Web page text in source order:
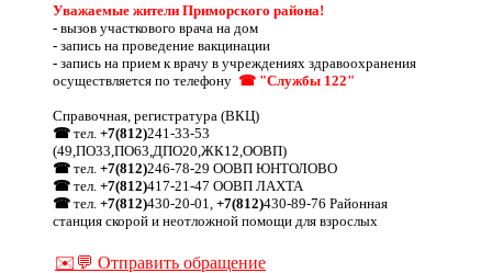
Уважаемые жители Приморского района!
- вызов участкового врача на дом
- запись на проведение вакцинации
- запись на прием к врачу в учреждениях здравоохранения
осуществляется по телефону ☎ "Службы 122"
Справочная, регистратура (ВКЦ)
☎ тел. +7(812)241-33-53
(49,ПО33,ПО63,ДПО20,ЖК12,ООВП)
☎ тел. +7(812)246-78-29 ООВП ЮНТОЛОВО
☎ тел. +7(812)417-21-47 ООВП ЛАХТА
☎ тел. +7(812)430-20-01, +7(812)430-89-76 Районная
станция скорой и неотложной помощи для взрослых
✉️💬 Отправить обращение